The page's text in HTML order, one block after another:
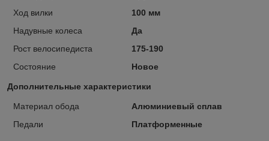
Ход вилки
100 мм
Надувные колеса
Да
Рост велосипедиста
175-190
Состояние
Новое
Дополнительные характеристики
Материал обода
Алюминиевый сплав
Педали
Платформенные